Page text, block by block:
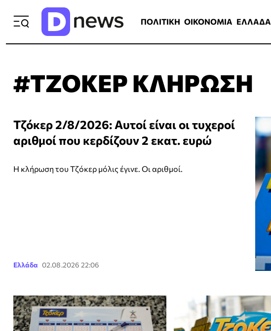
ΠΟΛΙΤΙΚΗ ΟΙΚΟΝΟΜΙΑ ΕΛΛΑΔΑ
#ΤΖΟΚΕΡ ΚΛΗΡΩΣΗ
Τζόκερ 2/8/2026: Αυτοί είναι οι τυχεροί
αριθμοί που κερδίζουν 2 εκατ. ευρώ
Η κλήρωση του Τζόκερ μόλις έγινε. Οι αριθμοί.
Ελλάδα 02.08.2026 22:06